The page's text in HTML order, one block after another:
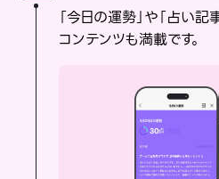
「今日の運勢」や「占い
コンテンツも満載です。